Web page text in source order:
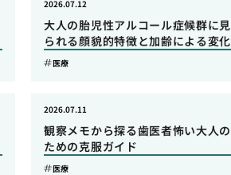
大人の胎児性アルコール症候群に見
られる顔貌的特徴と加齢による変化
2026.07.12
医療
観察メモから探る歯医者怖い大人の
ための克服ガイド
2026.07.11
医療